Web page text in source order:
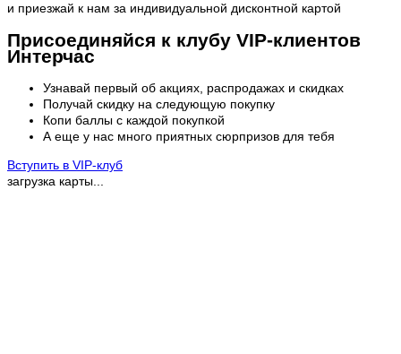
и приезжай к нам за индивидуальной дисконтной картой
Присоединяйся к клубу VIP-клиентов
Интерчас
Узнавай первый об акциях, распродажах и скидках
Получай скидку на следующую покупку
Копи баллы с каждой покупкой
А еще у нас много приятных сюрпризов для тебя
Вступить в VIP-клуб
загрузка карты...